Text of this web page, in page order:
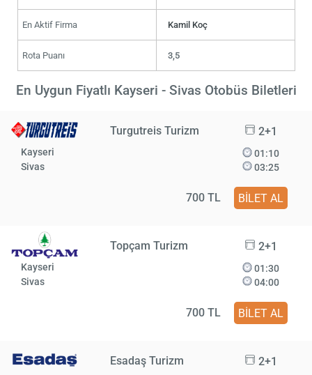
En Aktif Firma Kamil Koç
Rota Puanı 3,5
En Uygun Fiyatlı Kayseri - Sivas Otobüs Biletleri
Turgutreis Turizm 2+1
Kayseri
Sivas
01:10
03:25
700 TL BİLET AL
Topçam Turizm 2+1
Kayseri
Sivas
01:30
04:00
700 TL BİLET AL
Esadaş Turizm 2+1